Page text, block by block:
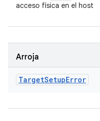
acceso física en el host
Arroja
TargetSetupError